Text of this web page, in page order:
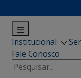
Institucional
Fale Conosco
Pesquisar